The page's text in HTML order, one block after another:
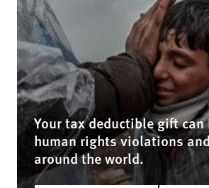
Your tax deductible gift
human rights violations
around the world.